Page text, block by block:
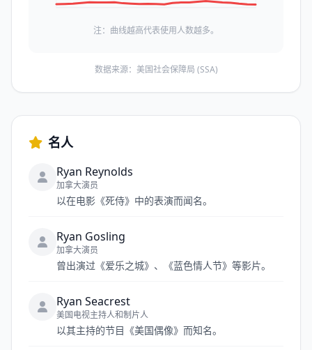
注：曲线越高代表使用人数越多。
数据来源：美国社会保障局 (SSA)
名人
Ryan Reynolds
加拿大演员
以在电影《死侍》中的表演而闻名。
Ryan Gosling
加拿大演员
曾出演过《爱乐之城》、《蓝色情人节》等影片。
Ryan Seacrest
美国电视主持人和制片人
以其主持的节目《美国偶像》而知名。